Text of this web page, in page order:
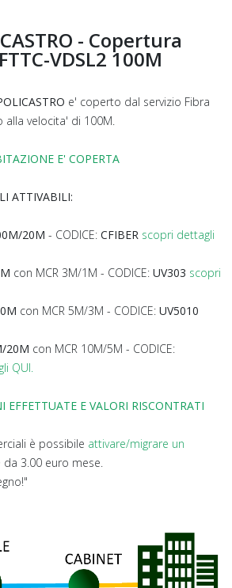
- Copertura
VDSL2 100M
e' coperto dal servizio Fibra
alla velocita' di 100M.
E' COPERTA
ATTIVABILI:
20M - CODICE: CFIBER scopri dettagli
con MCR 3M/1M - CODICE: UV303 scopri
con MCR 5M/3M - CODICE: UV5010
20M con MCR 10M/5M - CODICE:
QUI.
E VALORI RISCONTRATI
è possibile attivare/migrare un
da 3.00 euro mese.